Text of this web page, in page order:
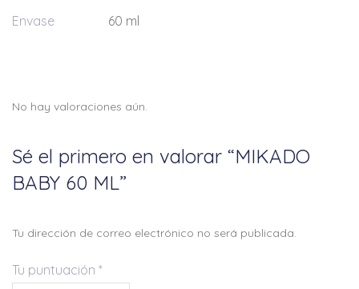
Envase 60 ml
No hay valoraciones aún.
Sé el primero en valorar “MIKADO
BABY 60 ML”
Tu dirección de correo electrónico no será publicada.
Tu puntuación *